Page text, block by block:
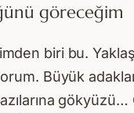
göreceğim
biri bu.
Büyük